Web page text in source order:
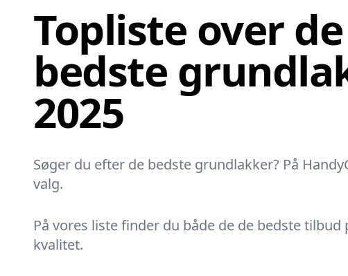
Topliste over
bedste
2025
Søger du efter de bedste grundlakker? På
valg.
På vores liste finder du både de de bedste
kvalitet.